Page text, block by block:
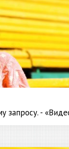
запросу. -